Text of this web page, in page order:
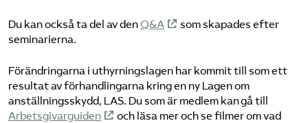
Du kan också ta del av denQ&A
som skapades efter
seminarierna.
Förändringarna i uthyrningslagen har kommit till som ett
resultat av förhandlingarna kring en ny Lagen om
anställningsskydd, LAS. Du som är medlem kan gå till
Arbetsgivarguiden
och läsa mer och se filmer om vad